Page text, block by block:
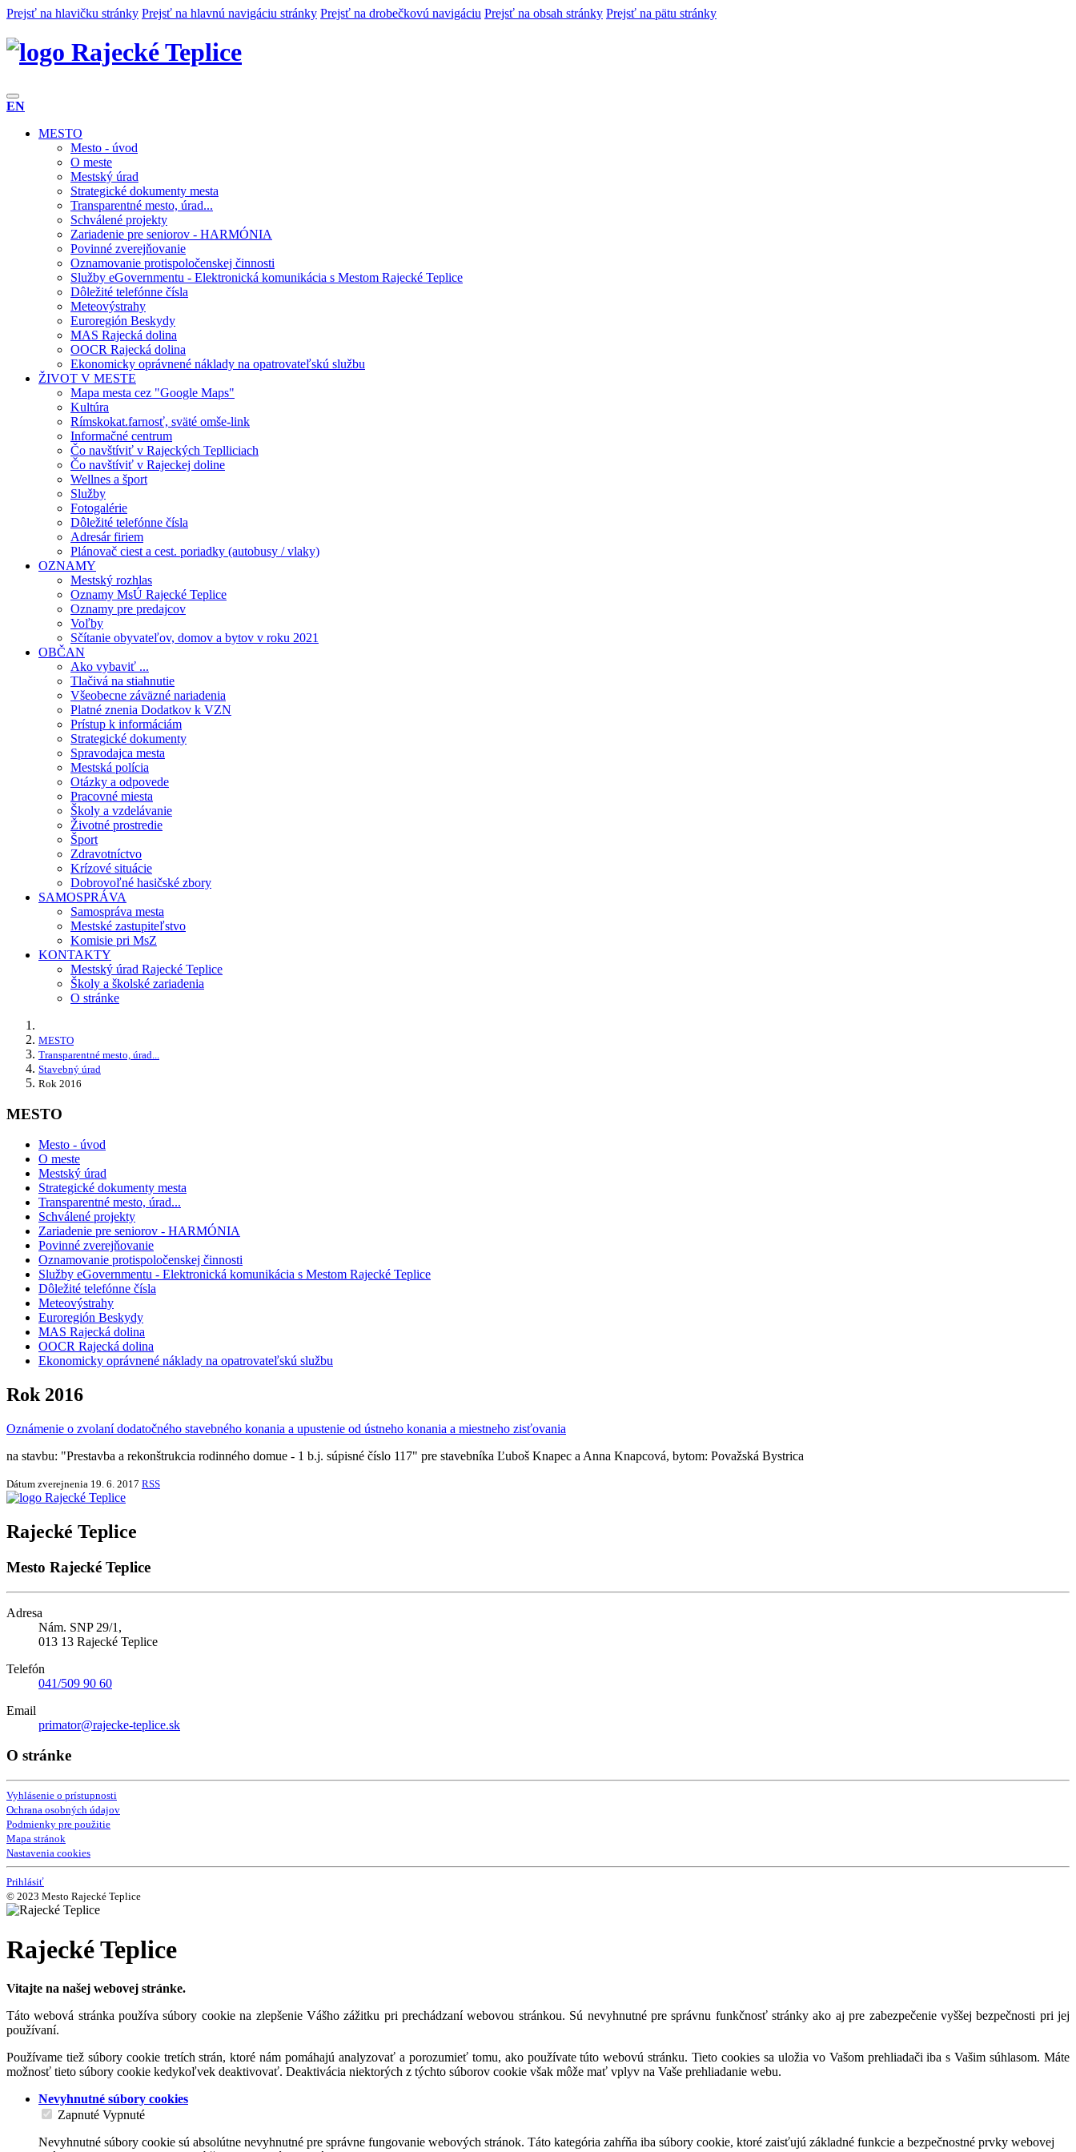
Prejsť na hlavičku stránky Prejsť na hlavnú navigáciu stránky Prejsť na drobečkovú navigáciu Prejsť na obsah stránky Prejsť na pätu stránky
Rajecké Teplice
EN
MESTO
Mesto - úvod
O meste
Mestský úrad
Strategické dokumenty mesta
Transparentné mesto, úrad...
Schválené projekty
Zariadenie pre seniorov - HARMÓNIA
Povinné zverejňovanie
Oznamovanie protispoločenskej činnosti
Služby eGovernmentu - Elektronická komunikácia s Mestom Rajecké Teplice
Dôležité telefónne čísla
Meteovýstrahy
Euroregión Beskydy
MAS Rajecká dolina
OOCR Rajecká dolina
Ekonomicky oprávnené náklady na opatrovateľskú službu
ŽIVOT V MESTE
Mapa mesta cez "Google Maps"
Kultúra
Rímskokat.farnosť, sväté omše-link
Informačné centrum
Čo navštíviť v Rajeckých Teplliciach
Čo navštíviť v Rajeckej doline
Wellnes a šport
Služby
Fotogalérie
Dôležité telefónne čísla
Adresár firiem
Plánovač ciest a cest. poriadky (autobusy / vlaky)
OZNAMY
Mestský rozhlas
Oznamy MsÚ Rajecké Teplice
Oznamy pre predajcov
Voľby
Sčítanie obyvateľov, domov a bytov v roku 2021
OBČAN
Ako vybaviť ...
Tlačivá na stiahnutie
Všeobecne záväzné nariadenia
Platné znenia Dodatkov k VZN
Prístup k informáciám
Strategické dokumenty
Spravodajca mesta
Mestská polícia
Otázky a odpovede
Pracovné miesta
Školy a vzdelávanie
Životné prostredie
Šport
Zdravotníctvo
Krízové situácie
Dobrovoľné hasičské zbory
SAMOSPRÁVA
Samospráva mesta
Mestské zastupiteľstvo
Komisie pri MsZ
KONTAKTY
Mestský úrad Rajecké Teplice
Školy a školské zariadenia
O stránke
MESTO
Transparentné mesto, úrad...
Stavebný úrad
Rok 2016
MESTO
Mesto - úvod
O meste
Mestský úrad
Strategické dokumenty mesta
Transparentné mesto, úrad...
Schválené projekty
Zariadenie pre seniorov - HARMÓNIA
Povinné zverejňovanie
Oznamovanie protispoločenskej činnosti
Služby eGovernmentu - Elektronická komunikácia s Mestom Rajecké Teplice
Dôležité telefónne čísla
Meteovýstrahy
Euroregión Beskydy
MAS Rajecká dolina
OOCR Rajecká dolina
Ekonomicky oprávnené náklady na opatrovateľskú službu
Rok 2016
Oznámenie o zvolaní dodatočného stavebného konania a upustenie od ústneho konania a miestneho zisťovania
na stavbu: "Prestavba a rekonštrukcia rodinného domue - 1 b.j. súpisné číslo 117" pre stavebníka Ľuboš Knapec a Anna Knapcová, bytom: Považská Bystrica
Dátum zverejnenia 19. 6. 2017 RSS
Rajecké Teplice
Mesto Rajecké Teplice
Adresa
Nám. SNP 29/1,
013 13 Rajecké Teplice
Telefón
041/509 90 60
Email
primator@rajecke-teplice.sk
O stránke
Vyhlásenie o prístupnosti
Ochrana osobných údajov
Podmienky pre použitie
Mapa stránok
Nastavenia cookies
Prihlásiť
© 2023 Mesto Rajecké Teplice
Rajecké Teplice
Vitajte na našej webovej stránke.
Táto webová stránka používa súbory cookie na zlepšenie Vášho zážitku pri prechádzaní webovou stránkou. Sú nevyhnutné pre správnu funkčnosť stránky ako aj pre zabezpečenie vyššej bezpečnosti pri jej
používaní.
Používame tiež súbory cookie tretích strán, ktoré nám pomáhajú analyzovať a porozumieť tomu, ako používate túto webovú stránku. Tieto cookies sa uložia vo Vašom prehliadači iba s Vašim súhlasom. Máte
možnosť tieto súbory cookie kedykoľvek deaktivovať. Deaktivácia niektorých z týchto súborov cookie však môže mať vplyv na Vaše prehliadanie webu.
Nevyhnutné súbory cookies
Zapnuté Vypnuté
Nevyhnutné súbory cookie sú absolútne nevyhnutné pre správne fungovanie webových stránok. Táto kategória zahŕňa iba súbory cookie, ktoré zaisťujú základné funkcie a bezpečnostné prvky webovej